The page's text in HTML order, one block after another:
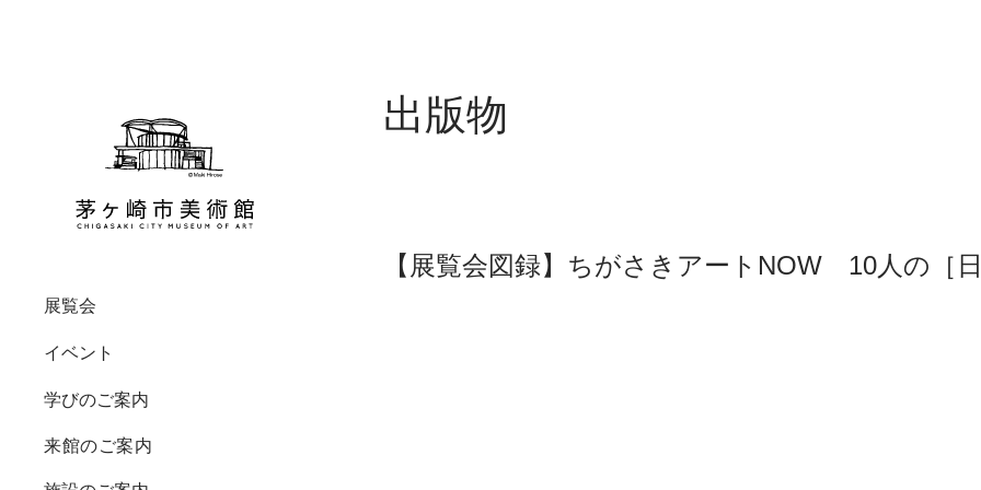
展覧会
イベント
学びのご案内
来館のご案内
開催中・今後の展覧会
過去の展覧会
すべて
造形ワークショップ
自然ワークショップ
教育機関の方へ
講座・プログラム
ミュージアムマップ
館内設備
カフェ
ご挨拶
美術館概要
沿革
出版物
【展覧会図録】ちがさきアートNOW 10人の［